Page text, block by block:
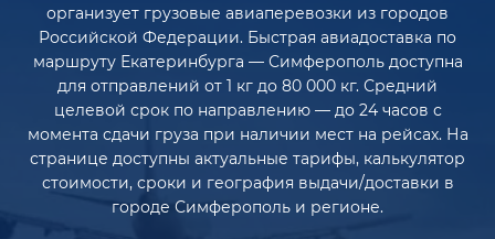
организует грузовые авиаперевозки из городов
Российской Федерации. Быстрая авиадоставка по
маршруту Екатеринбурга — Симферополь доступна
для отправлений от 1 кг до 80 000 кг. Средний
целевой срок по направлению — до 24 часов с
момента сдачи груза при наличии мест на рейсах. На
странице доступны актуальные тарифы, калькулятор
стоимости, сроки и география выдачи/доставки в
городе Симферополь и регионе.